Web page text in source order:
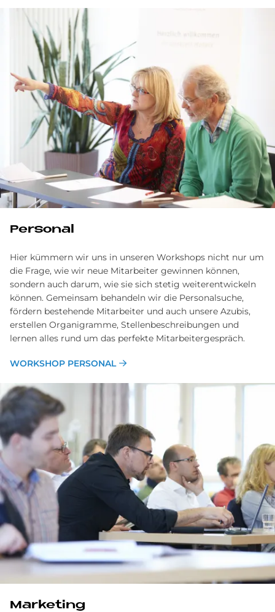
Personal
Hier kümmern wir uns in unseren Workshops nicht nur um
die Frage, wie wir neue Mitarbeiter gewinnen können,
sondern auch darum, wie sie sich stetig weiterentwickeln
können. Gemeinsam behandeln wir die Personalsuche,
fördern bestehende Mitarbeiter und auch unsere Azubis,
erstellen Organigramme, Stellenbeschreibungen und
lernen alles rund um das perfekte Mitarbeitergespräch.
WORKSHOP PERSONAL
Marketing